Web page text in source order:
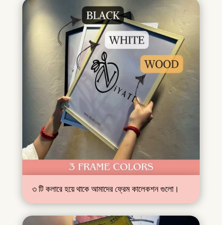
৩ টি কলারে হয়ে থাকে আমাদের ফ্রেম কালেকশন গুলো।